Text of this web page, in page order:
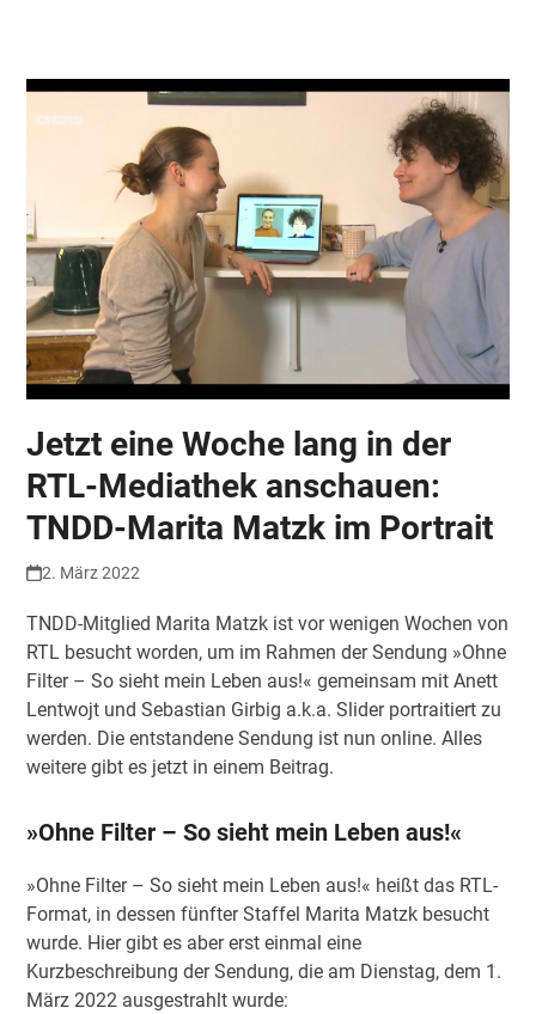
menu
menu
Jetzt eine Woche lang in der
RTL-Mediathek anschauen:
TNDD-Marita Matzk im Portrait
2. März 2022
TNDD-Mitglied Marita Matzk ist vor wenigen Wochen von
RTL besucht worden, um im Rahmen der Sendung »Ohne
Filter – So sieht mein Leben aus!« gemeinsam mit Anett
Lentwojt und Sebastian Girbig a.k.a. Slider portraitiert zu
werden. Die entstandene Sendung ist nun online. Alles
weitere gibt es jetzt in einem Beitrag.
»Ohne Filter – So sieht mein Leben aus!«
»Ohne Filter – So sieht mein Leben aus!« heißt das RTL-
Format, in dessen fünfter Staffel Marita Matzk besucht
wurde. Hier gibt es aber erst einmal eine
Kurzbeschreibung der Sendung, die am Dienstag, dem 1.
März 2022 ausgestrahlt wurde: